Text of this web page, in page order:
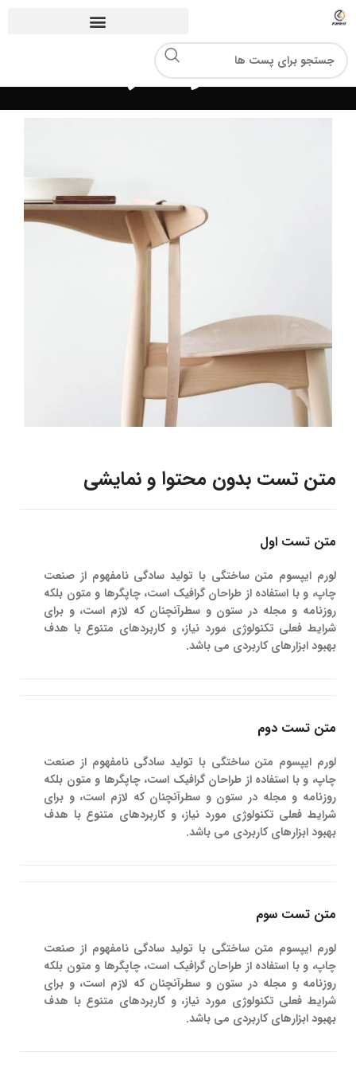
نمونه کار
متن تست بدون محتوا و نمایشی
متن تست اول
لورم ایپسوم متن ساختگی با تولید سادگی نامفهوم از صنعت
چاپ، و با استفاده از طراحان گرافیک است، چاپگرها و متون بلکه
روزنامه و مجله در ستون و سطرآنچنان که لازم است، و برای
شرایط فعلی تکنولوژی مورد نیاز، و کاربردهای متنوع با هدف
بهبود ابزارهای کاربردی می باشد.
متن تست دوم
لورم ایپسوم متن ساختگی با تولید سادگی نامفهوم از صنعت
چاپ، و با استفاده از طراحان گرافیک است، چاپگرها و متون بلکه
روزنامه و مجله در ستون و سطرآنچنان که لازم است، و برای
شرایط فعلی تکنولوژی مورد نیاز، و کاربردهای متنوع با هدف
بهبود ابزارهای کاربردی می باشد.
متن تست سوم
لورم ایپسوم متن ساختگی با تولید سادگی نامفهوم از صنعت
چاپ، و با استفاده از طراحان گرافیک است، چاپگرها و متون بلکه
روزنامه و مجله در ستون و سطرآنچنان که لازم است، و برای
شرایط فعلی تکنولوژی مورد نیاز، و کاربردهای متنوع با هدف
بهبود ابزارهای کاربردی می باشد.